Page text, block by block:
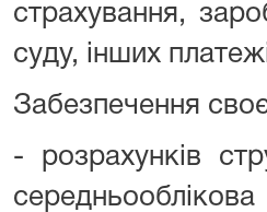
страхування,
суду, інших
Забезпечення
- розрахунків